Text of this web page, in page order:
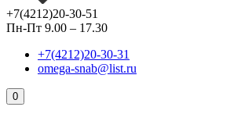
+7(4212)20-30-51
Пн-Пт 9.00 – 17.30
+7(4212)20-30-31
omega-snab@list.ru
0